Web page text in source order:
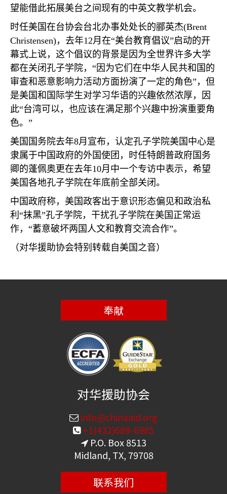
望能借此拓展美台之间现有的中英文教学机会。
时任美国在台协会台北办事处处长的郦英杰(Brent
Christensen)，去年12月在“美台教育倡议”启动的开
幕式上说，这个倡议的背景是因为全世界许多大学
都在关闭孔子学院，“因为它们在中华人民共和国的
审查和恶意影响力活动方面扮演了一定的角色”，但
是美国和国际学生对学习华语的兴趣依然浓厚，因
此“台湾可以，也应该在满足那个兴趣中扮演重要角
色。”
美国国务院去年8月宣布，认定孔子学院美国中心是
隶属于中国政府的外国使团，时任特朗普政府国务
卿的蓬佩奥更在去年10月中一个专访中表示，希望
美国各地孔子学院在年底前全部关闭。
中国政府称，美国政客出于意识形态偏见和政治私
利“抹黑”孔子学院，干扰孔子学院在美国正常运
作，“蓄意破坏两国人文和教育交流合作”。
（对华援助协会特别转载自美国之音）
奉献
对华援助协会
info@chinaaid.org
+1(432)689-6985
P.O. Box 8513
Midland, TX, 79708
联系我们